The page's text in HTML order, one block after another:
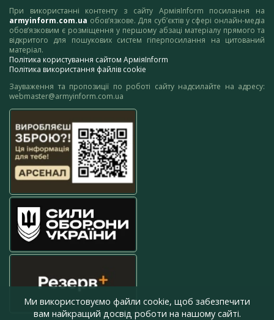
При використанні контенту з сайту АрміяInform посилання на
armyinform.com.ua обов’язкове. Для суб’єктів у сфері онлайн-медіа
обов’язковим є розміщення у першому абзаці матеріалу прямого та
відкритого для пошукових систем гіперпосилання на цитований
матеріал.
Політика користування сайтом АрміяInform
Політика використання файлів cookie
Зауваження та пропозиції по роботі сайту надсилайте на адресу:
webmaster@armyinform.com.ua
Ми використовуємо файли cookie, щоб забезпечити
вам найкращий досвід роботи на нашому сайті.